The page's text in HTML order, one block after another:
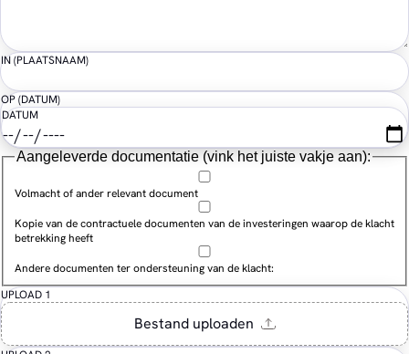
IN (PLAATSNAAM)
OP (DATUM)
DATUM
Aangeleverde documentatie (vink het juiste vakje aan):
Volmacht of ander relevant document
Kopie van de contractuele documenten van de investeringen waarop de klacht
betrekking heeft
Andere documenten ter ondersteuning van de klacht:
UPLOAD 1